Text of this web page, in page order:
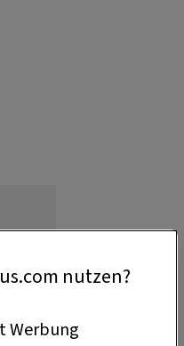
nutzen?
Werbung